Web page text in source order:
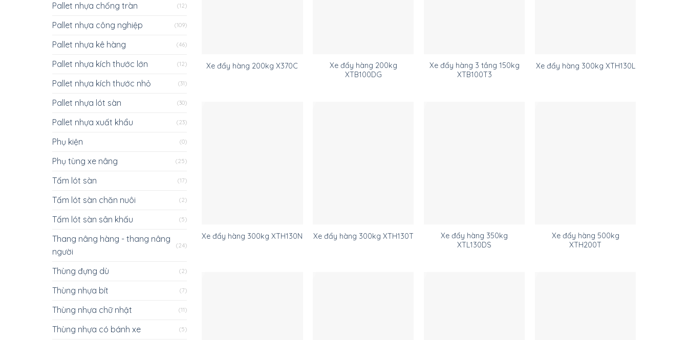
Pallet nhựa chống tràn (12)
Pallet nhựa công nghiệp (109)
Pallet nhựa kê hàng (46)
Pallet nhựa kích thước lớn (12)
Pallet nhựa kích thước nhỏ (31)
Pallet nhựa lót sàn (30)
Pallet nhựa xuất khẩu (23)
Phụ kiện (0)
Phụ tùng xe nâng (25)
Tấm lót sàn (17)
Tấm lót sàn chăn nuôi (2)
Tấm lót sàn sân khấu (5)
Thang nâng hàng - thang nâng
người
(24)
Thùng đựng dù (2)
Thùng nhựa bít (7)
Thùng nhựa chữ nhật (11)
Thùng nhựa có bánh xe (5)
Xe đẩy hàng 200kg X370C
Xe đẩy hàng 200kg
XTB100DG
Xe đẩy hàng 3 tầng 150kg
XTB100T3
Xe đẩy hàng 300kg XTH130L
Xe đẩy hàng 300kg XTH130N Xe đẩy hàng 300kg XTH130T
Xe đẩy hàng 350kg
XTL130DS
Xe đẩy hàng 500kg
XTH200T